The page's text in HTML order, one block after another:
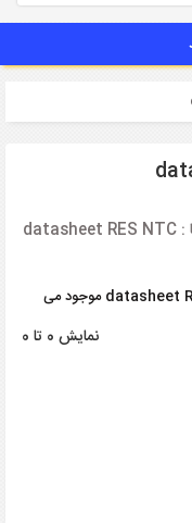
خرید قطعات الکترونیکی برچسب گذاری شده با : datasheet RES NTC
0 نوع کالا و قطعه با برچسب datasheet RES NTC 300D-7 موجود می
نمایش 0 تا 0